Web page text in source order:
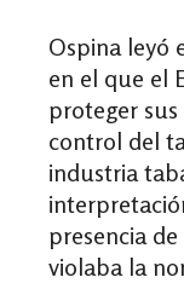
Ospina leyó
en el que el
proteger
control del
industria
presencia
violaba la